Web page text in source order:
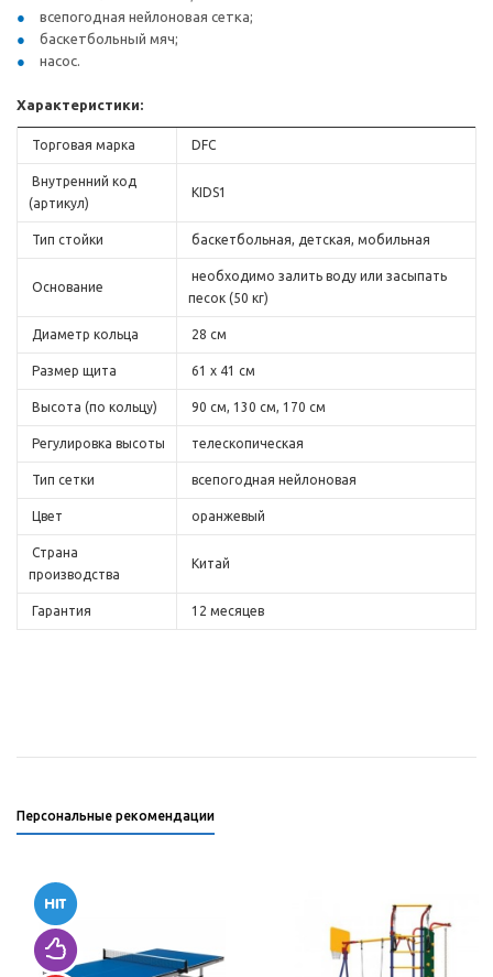
всепогодная нейлоновая сетка;
баскетбольный мяч;
насос.
Характеристики:
Торговая марка DFC
Внутренний код
(артикул)
KIDS1
Тип стойки баскетбольная, детская, мобильная
Основание
необходимо залить воду или засыпать
песок (50 кг)
Диаметр кольца 28 см
Размер щита 61 х 41 см
Высота (по кольцу) 90 см, 130 см, 170 см
Регулировка высоты телескопическая
Тип сетки всепогодная нейлоновая
Цвет оранжевый
Страна
производства
Китай
Гарантия 12 месяцев
Персональные рекомендации